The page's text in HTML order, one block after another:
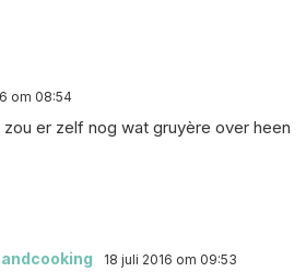
om 08:54
er zelf nog wat gruyère over heen
18 juli 2016 om 09:53